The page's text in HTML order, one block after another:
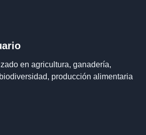
en agricultura, ganadería,
producción alimentaria